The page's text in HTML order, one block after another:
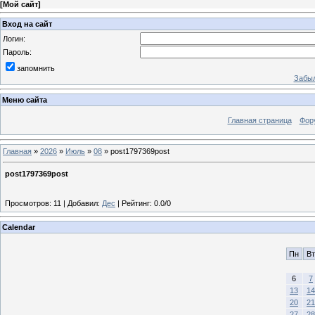
[Мой сайт]
Вход на сайт
Логин:
Пароль:
запомнить
Меню сайта
Главная страница
Главная » 2026 » Июль » 08 » post1797369post
post1797369post
Просмотров: 11 | Добавил: Дес | Рейтинг: 0.0/0
Calendar
Пн Вт
6
7
13
14
20
21